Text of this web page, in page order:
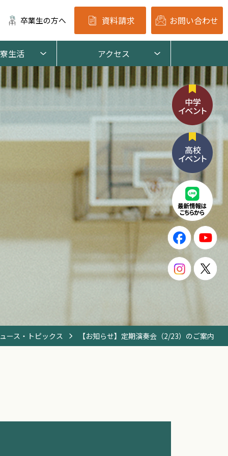
卒業生の方へ 資料請求 お問い合わせ
生活 アクセス
ース・トピックス 【お知らせ】定期演奏会（2/23）のご案内